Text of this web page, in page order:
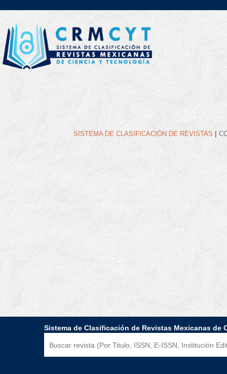
SISTEMA DE CLASIFICACIÓN DE REVISTAS |
Sistema de Clasificación de Revistas Mexicanas de